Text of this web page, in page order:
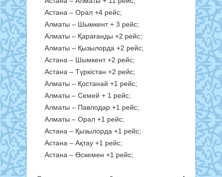
Астана – Орал +4 рейс;
Алматы – Шымкент + 3 рейс;
Алматы – Қарағанды +2 рейс;
Алматы – Қызылорда +2 рейс;
Астана – Шымкент +2 рейс;
Астана – Түркістан +2 рейс;
Алматы – Қостанай +1 рейс;
Алматы – Семей + 1 рейс;
Алматы – Павлодар +1 рейс;
Алматы – Орал +1 рейс;
Астана – Қызылорда +1 рейс;
Астана – Ақтау +1 рейс;
Астана – Өскемен +1 рейс;